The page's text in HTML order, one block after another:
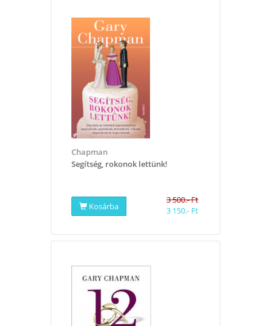
Chapman
Segítség, rokonok lettünk!
Kosárba
3 500.- Ft
3 150.- Ft